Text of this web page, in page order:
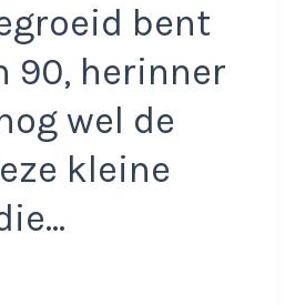
bent
90, herinner
wel de
kleine